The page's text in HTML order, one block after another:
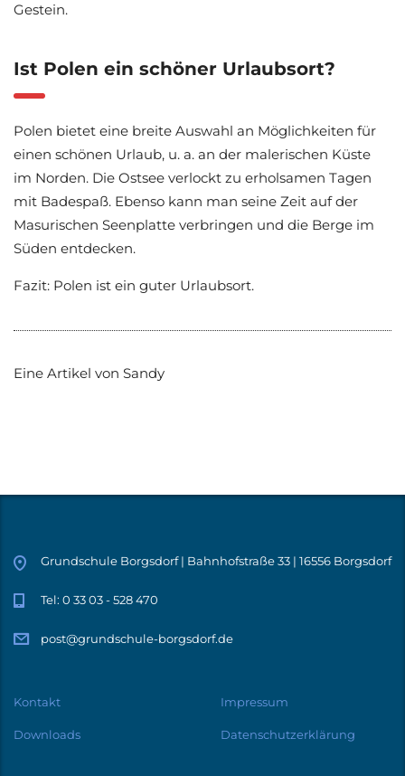
Gestein.
Ist Polen ein schöner Urlaubsort?
Polen bietet eine breite Auswahl an Möglichkeiten für
einen schönen Urlaub, u. a. an der malerischen Küste
im Norden. Die Ostsee verlockt zu erholsamen Tagen
mit Badespaß. Ebenso kann man seine Zeit auf der
Masurischen Seenplatte verbringen und die Berge im
Süden entdecken.
Fazit: Polen ist ein guter Urlaubsort.
Eine Artikel von Sandy
Grundschule Borgsdorf | Bahnhofstraße 33 | 16556 Borgsdorf
Tel: 0 33 03 - 528 470
post@grundschule-borgsdorf.de
Kontakt Impressum
Downloads Datenschutzerklärung